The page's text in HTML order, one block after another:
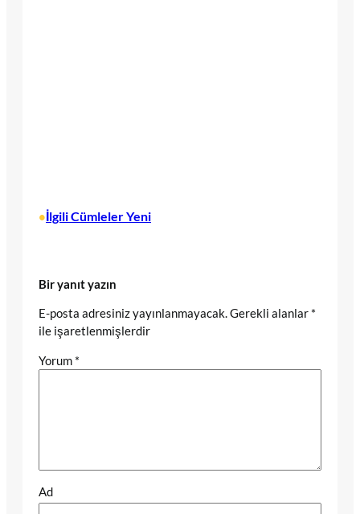
•İlgili Cümleler Yeni
Bir yanıt yazın
E-posta adresiniz yayınlanmayacak.Gerekli alanlar *
ile işaretlenmişlerdir
Yorum *
Ad